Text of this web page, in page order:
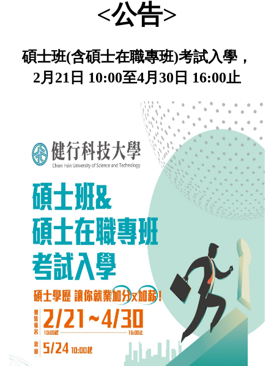
<公告>
碩士班(含碩士在職專班)考試入學，
2月21日 10:00至4月30日 16:00止